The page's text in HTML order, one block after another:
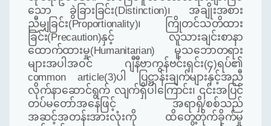
သော ခွဲခြားခြင်း(Distinction)၊ အချိုးအစား
ညီမျှခြင်း(Proportionality)၊ ကြိုတင်သတိထား
ခြင်း(Precaution)နှင့် လူသားချင်းစာနာ
ထောက်ထားမှု(Humanitarian) မူသဘောတရား
များအပါအဝင် ဂျီနီဗာကွန်ဗင်းရှင်း(၄)ရပ်၏
common article(3)ပါ ပြဋ္ဌာန်းချက်များနှင့်အညီ
လိုက်နာဆောင်ရွက် လျက်ရှိပါကြောင်း၊ ၎င်းအပြင်
တပ်မတော်အနေဖြင့် အရာရှိ/စစ်သည်
အဆင့်အတန်းအားလုံးကို ထိတွေ့တိုက်ခိုက်မှု